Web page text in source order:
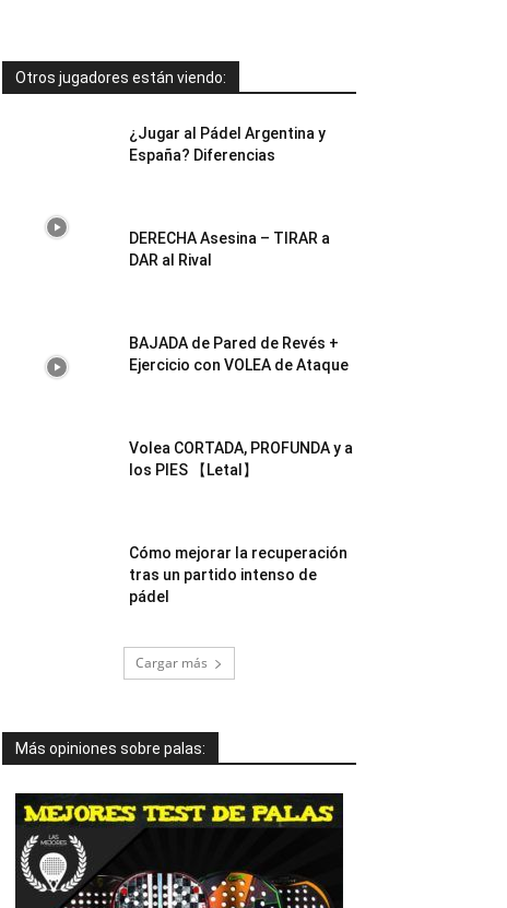
Otros jugadores están viendo:
¿Jugar al Pádel Argentina y
España? Diferencias
DERECHA Asesina – TIRAR a
DAR al Rival
BAJADA de Pared de Revés +
Ejercicio con VOLEA de Ataque
Volea CORTADA, PROFUNDA y a
los PIES 【Letal】
Cómo mejorar la recuperación
tras un partido intenso de
pádel
Cargar más
Más opiniones sobre palas: